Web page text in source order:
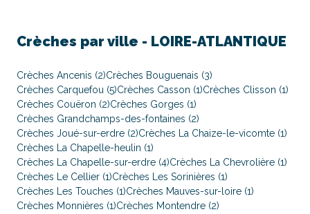
Crèches par ville - LOIRE-ATLANTIQUE
Crèches Ancenis (2)Crèches Bouguenais (3)
Crèches Carquefou (5)Crèches Casson (1)Crèches Clisson (1)
Crèches Couëron (2)Crèches Gorges (1)
Crèches Grandchamps-des-fontaines (2)
Crèches Joué-sur-erdre (2)Crèches La Chaize-le-vicomte (1)
Crèches La Chapelle-heulin (1)
Crèches La Chapelle-sur-erdre (4)Crèches La Chevrolière (1)
Crèches Le Cellier (1)Crèches Les Sorinières (1)
Crèches Les Touches (1)Crèches Mauves-sur-loire (1)
Crèches Monnières (1)Crèches Montendre (2)